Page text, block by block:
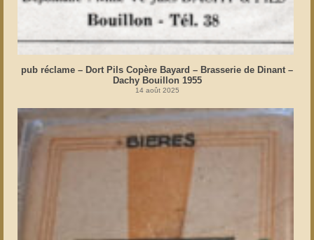
pub réclame – Dort Pils Copère Bayard – Brasserie de Dinant –
Dachy Bouillon 1955
14 août 2025